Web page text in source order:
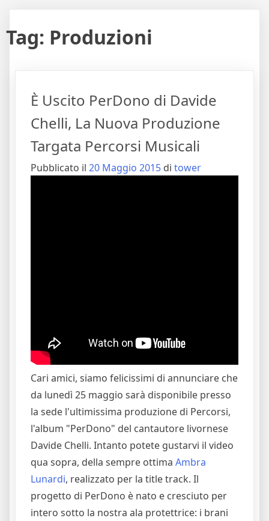
Tag: Produzioni
È Uscito PerDono di Davide
Chelli, La Nuova Produzione
Targata Percorsi Musicali
Pubblicato il 20 Maggio 2015 di tower
Cari amici, siamo felicissimi di annunciare che
da lunedì 25 maggio sarà disponibile presso
la sede l'ultimissima produzione di Percorsi,
l'album "PerDono" del cantautore livornese
Davide Chelli. Intanto potete gustarvi il video
qua sopra, della sempre ottima Ambra
Lunardi, realizzato per la title track. Il
progetto di PerDono è nato e cresciuto per
intero sotto la nostra ala protettrice: i brani